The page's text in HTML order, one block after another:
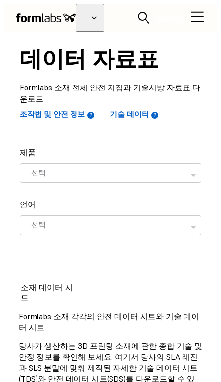
데이터 자료표
Formlabs 소재 전체 안전 지침과 기술시방 자료표 다
운로드
조작법 및 안전 정보 기술 데이터
제품
언어
선택하신 소재는 현재 기술정보 자료표를 준비하는 중
입니다.
소재 데이터 시
트
Formlabs 소재 각각의 안전 데이터 시트와 기술 데이
터 시트
당사가 생산하는 3D 프린팅 소재에 관한 종합 기술 및
안정 정보를 확인해 보세요. 여기서 당사의 SLA 레진
과 SLS 분말에 맞춰 제작된 자세한 기술 데이터 시트
(TDS)와 안전 데이터 시트(SDS)를 다운로드할 수 있